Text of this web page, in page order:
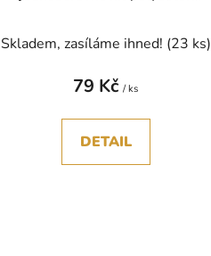
Skladem, zasíláme ihned! (23 ks)
79 Kč/ ks
DETAIL